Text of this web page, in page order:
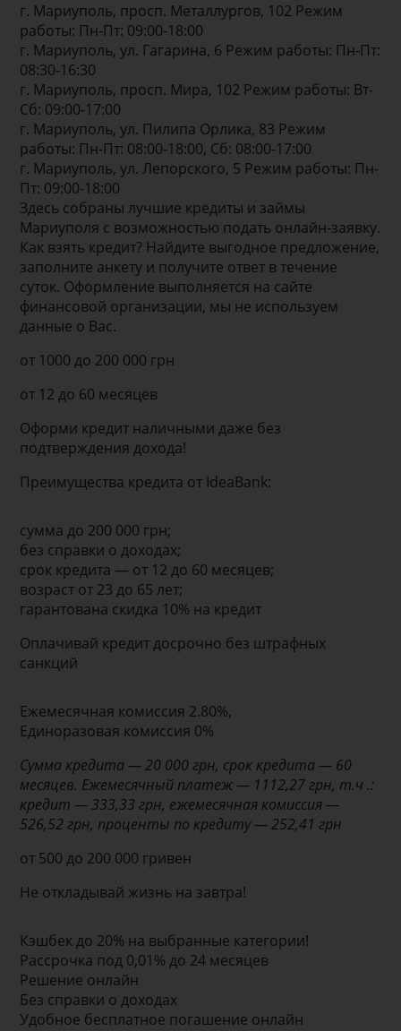
г. Мариуполь, просп. Металлургов, 102 Режим
работы: Пн-Пт: 09:00-18:00
г. Мариуполь, ул. Гагарина, 6 Режим работы: Пн-Пт:
08:30-16:30
г. Мариуполь, просп. Мира, 102 Режим работы: Вт-
Сб: 09:00-17:00
г. Мариуполь, ул. Пилипа Орлика, 83 Режим
работы: Пн-Пт: 08:00-18:00, Сб: 08:00-17:00
г. Мариуполь, ул. Лепорского, 5 Режим работы: Пн-
Пт: 09:00-18:00
Здесь собраны лучшие кредиты и займы
Мариуполя с возможностью подать онлайн-заявку.
Как взять кредит? Найдите выгодное предложение,
заполните анкету и получите ответ в течение
суток. Оформление выполняется на сайте
финансовой организации, мы не используем
данные о Вас.
от 1000 до 200 000 грн
от 12 до 60 месяцев
Оформи кредит наличными даже без
подтверждения дохода!
Преимущества кредита от IdeaBank:
сумма до 200 000 грн;
без справки о доходах;
срок кредита — от 12 до 60 месяцев;
возраст от 23 до 65 лет;
гарантована скидка 10% на кредит
Оплачивай кредит досрочно без штрафных
санкций
Ежемесячная комиссия 2.80%,
Единоразовая комиссия 0%
Сумма кредита — 20 000 грн, срок кредита — 60
месяцев. Ежемесячный платеж — 1112,27 грн, т.ч .:
кредит — 333,33 грн, ежемесячная комиссия —
526,52 грн, проценты по кредиту — 252,41 грн
от 500 до 200 000 гривен
Не откладывай жизнь на завтра!
Кэшбек до 20% на выбранные категории!
Рассрочка под 0,01% до 24 месяцев
Решение онлайн
Без справки о доходах
Удобное бесплатное погашение онлайн